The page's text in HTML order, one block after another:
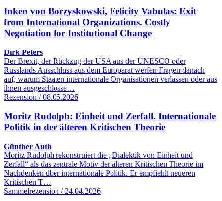
Inken von Borzyskowski, Felicity Vabulas: Exit
from International Organizations. Costly
Negotiation for Institutional Change
Dirk Peters
Der Brexit, der Rückzug der USA aus der UNESCO oder
Russlands Ausschluss aus dem Europarat werfen Fragen danach
auf, warum Staaten internationale Organisationen verlassen oder aus
ihnen ausgeschlosse…
Rezension / 08.05.2026
Moritz Rudolph: Einheit und Zerfall. Internationale
Politik in der älteren Kritischen Theorie
Günther Auth
Moritz Rudolph rekonstruiert die „Dialektik von Einheit und
Zerfall“ als das zentrale Motiv der älteren Kritischen Theorie im
Nachdenken über internationale Politik. Er empfiehlt neueren
Kritischen T…
Sammelrezension / 24.04.2026